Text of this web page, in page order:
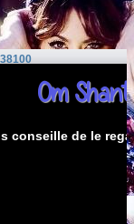
Om
conseille de le